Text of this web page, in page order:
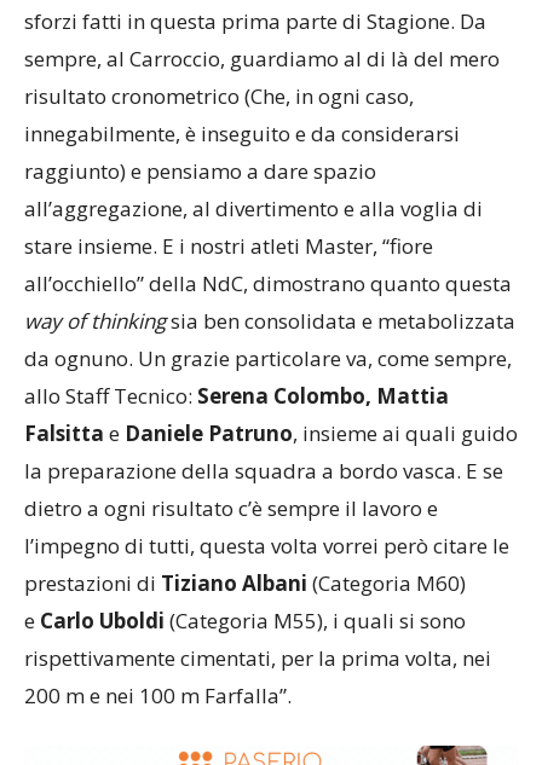
sforzi fatti in questa prima parte di Stagione. Da
sempre, al Carroccio, guardiamo al di là del mero
risultato cronometrico (Che, in ogni caso,
innegabilmente, è inseguito e da considerarsi
raggiunto) e pensiamo a dare spazio
all’aggregazione, al divertimento e alla voglia di
stare insieme. E i nostri atleti Master, “fiore
all’occhiello” della NdC, dimostrano quanto questa
way of thinkingsia ben consolidata e metabolizzata
da ognuno. Un grazie particolare va, come sempre,
allo Staff Tecnico: Serena Colombo, Mattia
Falsitta e Daniele Patruno, insieme ai quali guido
la preparazione della squadra a bordo vasca. E se
dietro a ogni risultato c’è sempre il lavoro e
l’impegno di tutti, questa volta vorrei però citare le
prestazioni di Tiziano Albani (Categoria M60)
e Carlo Uboldi (Categoria M55), i quali si sono
rispettivamente cimentati, per la prima volta, nei
200 m e nei 100 m Farfalla”.